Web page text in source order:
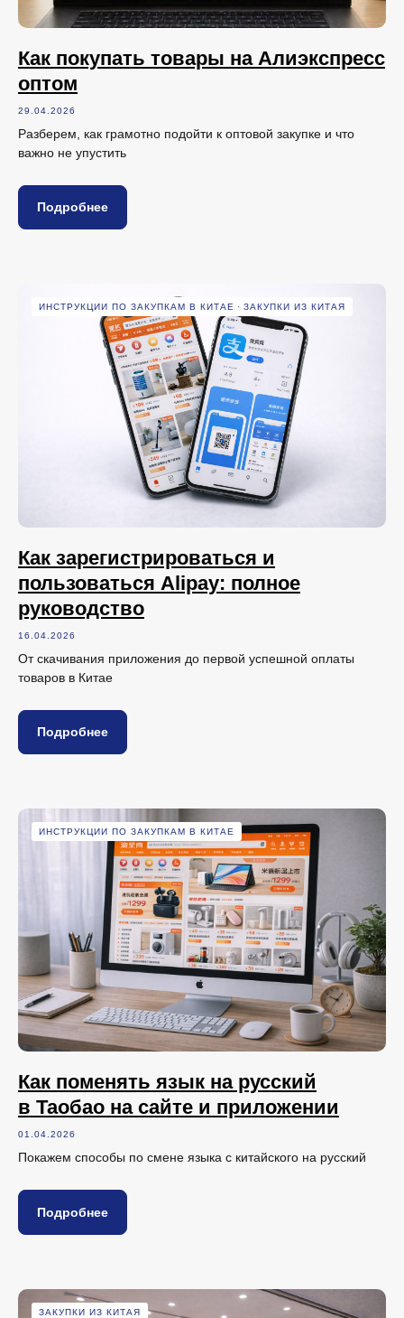
Как покупать товары на Алиэкспресс
оптом
29.04.2026
Разберем, как грамотно подойти к оптовой закупке и что
важно не упустить
Подробнее
ИНСТРУКЦИИ ПО ЗАКУПКАМ В КИТАЕ ЗАКУПКИ ИЗ КИТАЯ
Как зарегистрироваться и
пользоваться Alipay: полное
руководство
16.04.2026
От скачивания приложения до первой успешной оплаты
товаров в Китае
Подробнее
ИНСТРУКЦИИ ПО ЗАКУПКАМ В КИТАЕ
Как поменять язык на русский
в Таобао на сайте и приложении
01.04.2026
Покажем способы по смене языка с китайского на русский
Подробнее
ЗАКУПКИ ИЗ КИТАЯ